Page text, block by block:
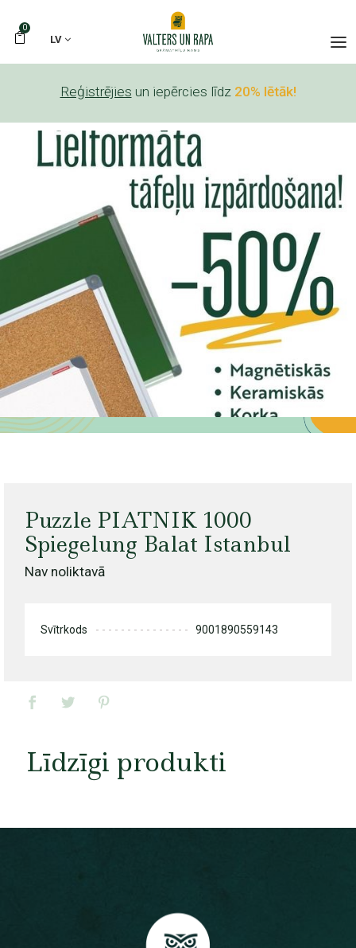
0
LV
Reģistrējies un iepērcies līdz 20% lētāk!
Puzzle PIATNIK 1000
Spiegelung Balat Istanbul
Nav noliktavā
Svītrkods 9001890559143
Līdzīgi produkti